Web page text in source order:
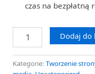
czas na bezpłatną
Dodaj do
Kategorie: Tworzenie